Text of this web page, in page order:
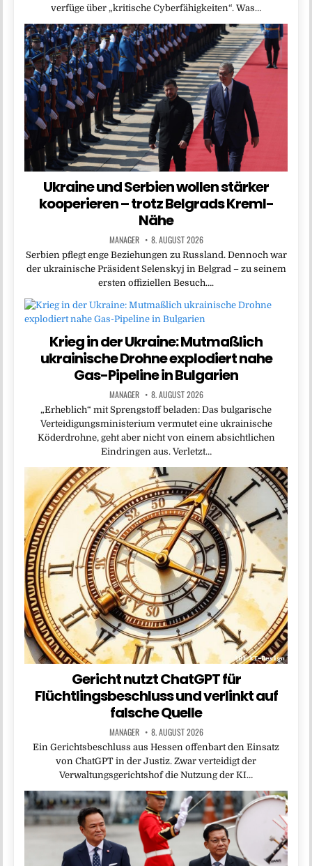
verfüge über „kritische Cyberfähigkeiten“. Was…
Ukraine und Serbien wollen stärker
kooperieren – trotz Belgrads Kreml-
Nähe
MANAGER 8. AUGUST 2026
Serbien pflegt enge Beziehungen zu Russland. Dennoch war
der ukrainische Präsident Selenskyj in Belgrad – zu seinem
ersten offiziellen Besuch….
Krieg in der Ukraine: Mutmaßlich
ukrainische Drohne explodiert nahe
Gas-Pipeline in Bulgarien
MANAGER 8. AUGUST 2026
„Erheblich“ mit Sprengstoff beladen: Das bulgarische
Verteidigungsministerium vermutet eine ukrainische
Köderdrohne, geht aber nicht von einem absichtlichen
Eindringen aus. Verletzt…
Gericht nutzt ChatGPT für
Flüchtlingsbeschluss und verlinkt auf
falsche Quelle
MANAGER 8. AUGUST 2026
Ein Gerichtsbeschluss aus Hessen offenbart den Einsatz
von ChatGPT in der Justiz. Zwar verteidigt der
Verwaltungsgerichtshof die Nutzung der KI…